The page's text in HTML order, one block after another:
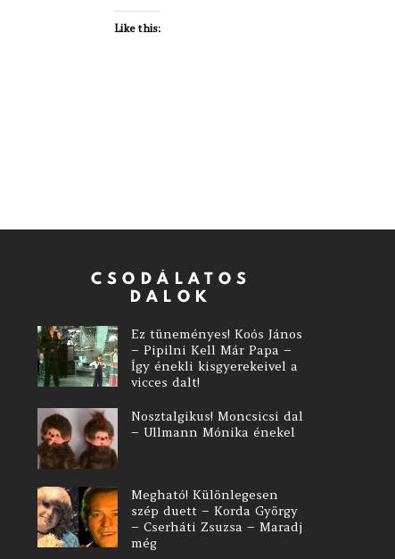
Like this:
CSODÁLATOS
DALOK
Ez tüneményes! Koós János
– Pipilni Kell Már Papa –
Így énekli kisgyerekeivel a
vicces dalt!
Nosztalgikus! Moncsicsi dal
– Ullmann Mónika énekel
Megható! Különlegesen
szép duett – Korda György
– Cserháti Zsuzsa – Maradj
még